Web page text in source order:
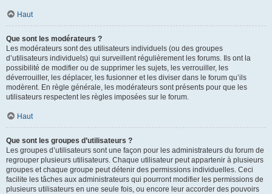
Haut
Que sont les modérateurs ?
Les modérateurs sont des utilisateurs individuels (ou des groupes
d’utilisateurs individuels) qui surveillent régulièrement les forums. Ils ont la
possibilité de modifier ou de supprimer les sujets, les verrouiller, les
déverrouiller, les déplacer, les fusionner et les diviser dans le forum qu’ils
modèrent. En règle générale, les modérateurs sont présents pour que les
utilisateurs respectent les règles imposées sur le forum.
Haut
Que sont les groupes d’utilisateurs ?
Les groupes d’utilisateurs sont une façon pour les administrateurs du forum de
regrouper plusieurs utilisateurs. Chaque utilisateur peut appartenir à plusieurs
groupes et chaque groupe peut détenir des permissions individuelles. Ceci
facilite les tâches aux administrateurs qui pourront modifier les permissions de
plusieurs utilisateurs en une seule fois, ou encore leur accorder des pouvoirs